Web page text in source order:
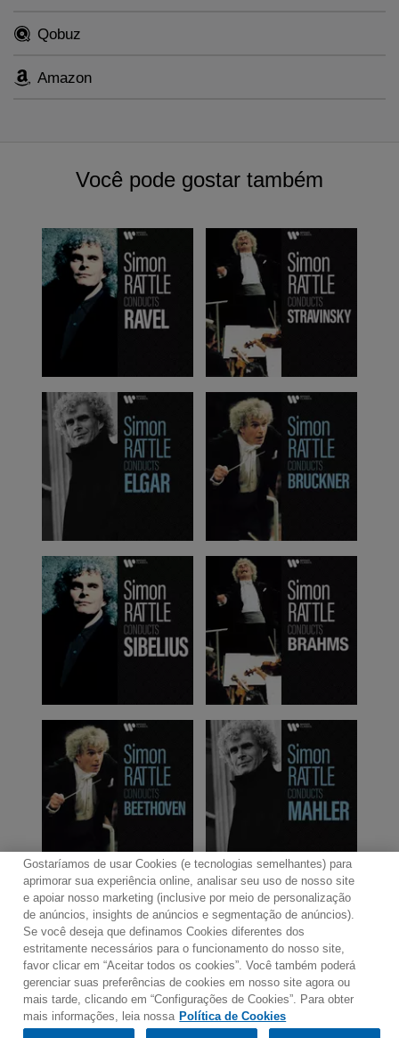
Qobuz
Amazon
Você pode gostar também
Contato Boletim de Notícias
Termos de Uso
Política de Privacidade
Mapa do Site
Política de Cookies
Configurações de Cookies
Would you prefer to visit our website in English?
Gostaríamos de usar Cookies (e tecnologias semelhantes) para
aprimorar sua experiência online, analisar seu uso de nosso site
e apoiar nosso marketing (inclusive por meio de personalização
de anúncios, insights de anúncios e segmentação de anúncios).
Se você deseja que definamos Cookies diferentes dos
estritamente necessários para o funcionamento do nosso site,
favor clicar em “Aceitar todos os cookies”. Você também poderá
gerenciar suas preferências de cookies em nosso site agora ou
mais tarde, clicando em “Configurações de Cookies”. Para obter
mais informações, leia nossa Política de Cookies